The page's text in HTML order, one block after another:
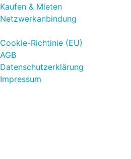
Kaufen & Mieten
Netzwerkanbindung
Cookie-Richtinie (EU)
AGB
Datenschutzerklärung
Impressum